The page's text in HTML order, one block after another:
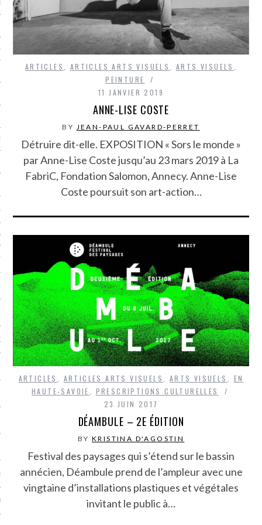
BONHEUR
GUERRE
EN VOD
ARTICLES ARTICLES ARTS VISUELS ARTS VISUELS
PEINTURE
11 JANVIER 2019
ANNE-LISE COSTE
BY JEAN-PAUL GAVARD-PERRET
Détruire dit-elle. EXPOSITION « Sors le monde »
par Anne-Lise Coste jusqu’au 23 mars 2019 à La
FabriC, Fondation Salomon, Annecy. Anne-Lise
Coste poursuit son art-action…
ARTICLES , ARTICLES ARTS VISUELS, ARTS VISUELS , EN
HAUTE-SAVOIE, PRESCRIPTIONS CULTURELLES
23 JUIN 2017
DÉAMBULE – 2E ÉDITION
BY KRISTINA D'AGOSTIN
Festival des paysages qui s’étend sur le bassin
annécien, Déambule prend de l’ampleur avec une
vingtaine d’installations plastiques et végétales
invitant le public à…